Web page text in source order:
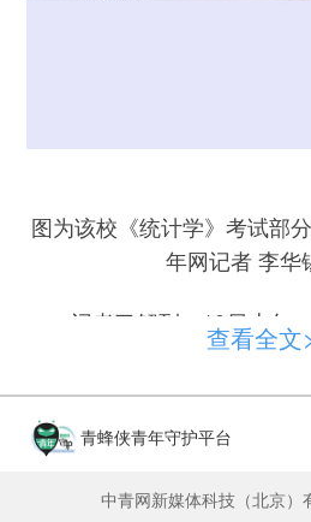
图为该校《统计学》考试部
年网记者 李华
记者了解到，10日上午
学院大二学生在参加《统计
试卷中出现了一道附加题，
的老师的姓名是？（答错此
查看全文
青蜂侠青年守护平台
中青网新媒体科技（北京）